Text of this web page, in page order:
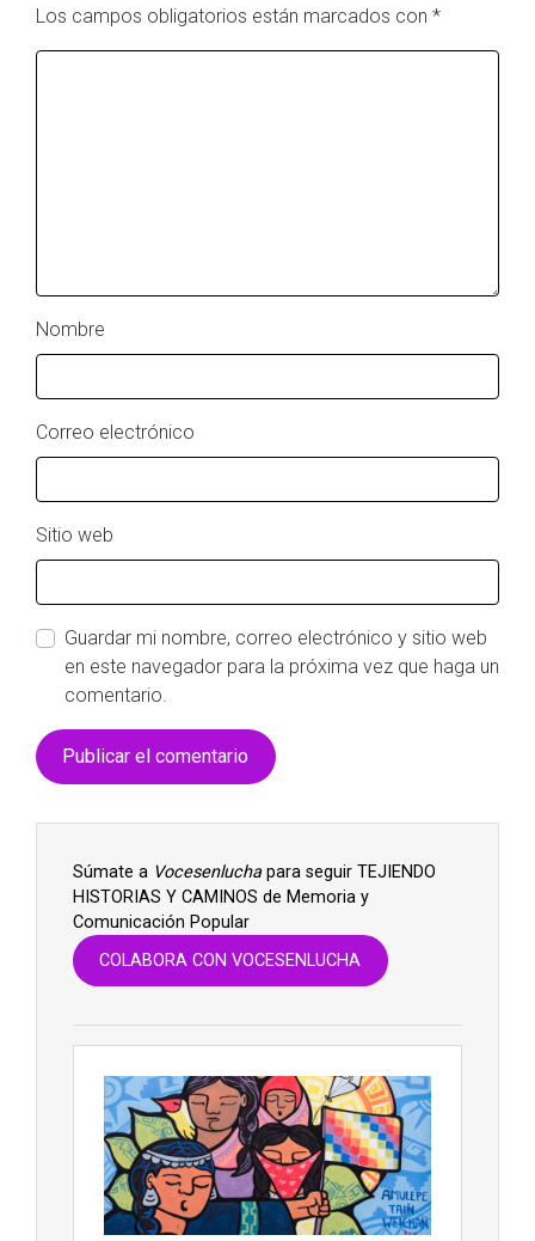
Los campos obligatorios están marcados con *
Nombre
Correo electrónico
Sitio web
Guardar mi nombre, correo electrónico y sitio web
en este navegador para la próxima vez que haga un
comentario.
Súmate a Vocesenluchapara seguir TEJIENDO
HISTORIAS Y CAMINOS de Memoria y
Comunicación Popular
COLABORA CON VOCESENLUCHA